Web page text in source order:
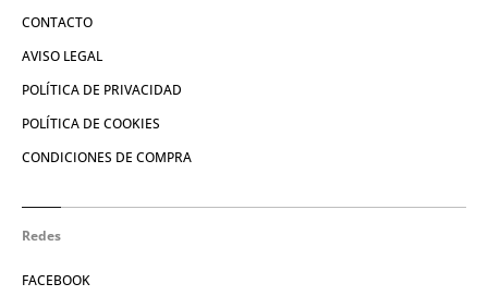
CONTACTO
AVISO LEGAL
POLÍTICA DE PRIVACIDAD
POLÍTICA DE COOKIES
CONDICIONES DE COMPRA
Redes
FACEBOOK